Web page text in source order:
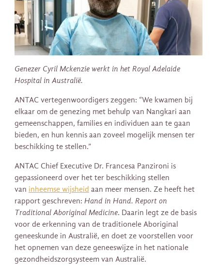
Genezer Cyril Mckenzie werkt in het Royal Adelaide
Hospital in Australië.
ANTAC vertegenwoordigers zeggen: “We kwamen bij
elkaar om de genezing met behulp van Nangkari aan
gemeenschappen, families en individuen aan te gaan
bieden, en hun kennis aan zoveel mogelijk mensen ter
beschikking te stellen.”
ANTAC Chief Executive Dr. Francesa Panzironi is
gepassioneerd over het ter beschikking stellen
van inheemse wijsheid aan meer mensen. Ze heeft het
rapport geschreven: Hand in Hand. Report on
Traditional Aboriginal Medicine. Daarin legt ze de basis
voor de erkenning van de traditionele Aboriginal
geneeskunde in Australië, en doet ze voorstellen voor
het opnemen van deze geneeswijze in het nationale
gezondheidszorgsysteem van Australië.